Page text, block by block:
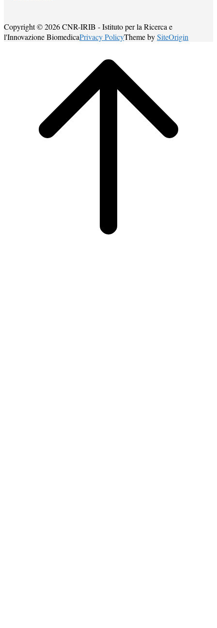
Copyright © 2026 CNR-IRIB - Istituto per la Ricerca e
l'Innovazione BiomedicaPrivacy PolicyTheme bySiteOrigin